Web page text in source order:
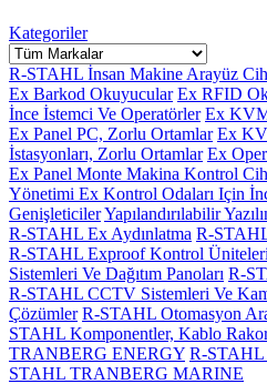
Kategoriler
R-STAHL İnsan Makine Arayüz
Ex Barkod Okuyucular Ex RFID
İnce İstemci Ve Operatörler Ex
Ex Panel PC, Zorlu Ortamlar Ex
İstasyonları, Zorlu Ortamlar Ex
Ex Panel Monte Makina Kontrol
Yönetimi Ex Kontrol Odaları Için
GenişleticilerYapılandırılabilir
R-STAHL Ex Aydınlatma R-
R-STAHL Exproof Kontrol
Sistemleri Ve Dağıtım Panoları R-
R-STAHL CCTV Sistemleri Ve
Çözümler R-STAHL Otomasyon
STAHL Komponentler, Kablo
TRANBERG ENERGY R-
STAHL TRANBERG MARINE